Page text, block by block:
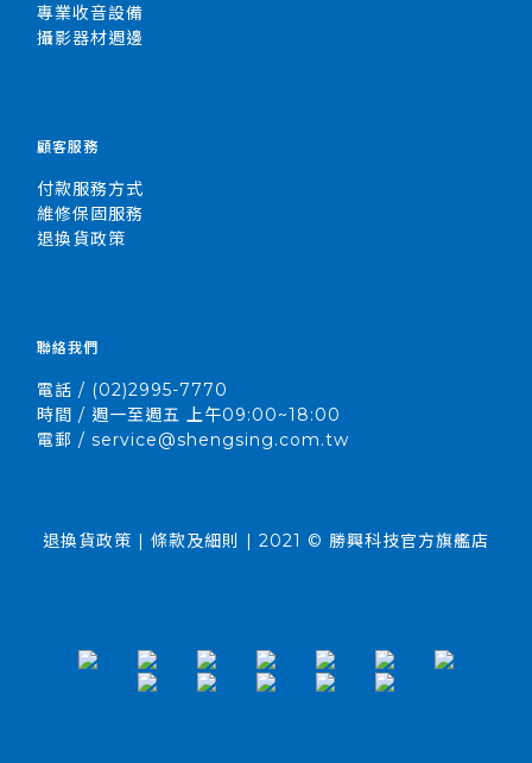
專業收音設備
攝影器材週邊
顧客服務
付款服務方式
維修保固服務
退換貨政策
聯絡我們
電話 / (02)2995-7770
時間 / 週一至週五 上午09:00~18:00
電郵 / service@shengsing.com.tw
退換貨政策 | 條款及細則 | 2021 © 勝興科技官方旗艦店